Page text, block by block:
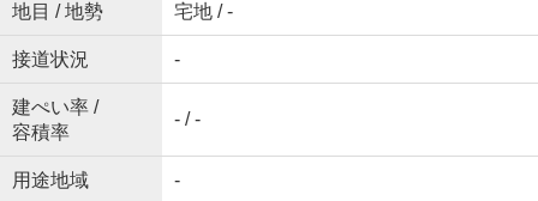
地目 / 地勢 宅地 / -
接道状況 -
建ぺい率 /
容積率
- / -
用途地域 -